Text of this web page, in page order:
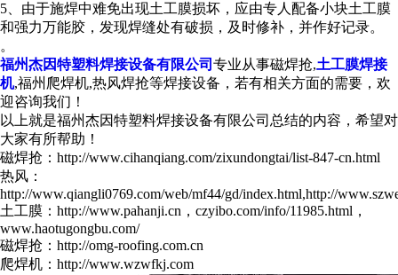
5、由于施焊中难免出现土工膜损坏，应由专人配备小块土工膜
和强力万能胶，发现焊缝处有破损，及时修补，并作好记录。
。
福州杰因特塑料焊接设备有限公司 专业从事磁焊抢,土工膜焊接
机,福州爬焊机,热风焊抢等焊接设备，若有相关方面的需要，欢
迎咨询我们！
以上就是福州杰因特塑料焊接设备有限公司总结的内容，希望对
大家有所帮助！
磁焊抢：http://www.cihanqiang.com/zixundongtai/list-847-cn.html
热风：
http://www.qiangli0769.com/web/mf44/gd/index.html,http://
土工膜：http://www.pahanji.cn，czyibo.com/info/11985.html，
www.haotugongbu.com/
磁焊抢：http://omg-roofing.com.cn
爬焊机：http://www.wzwfkj.com